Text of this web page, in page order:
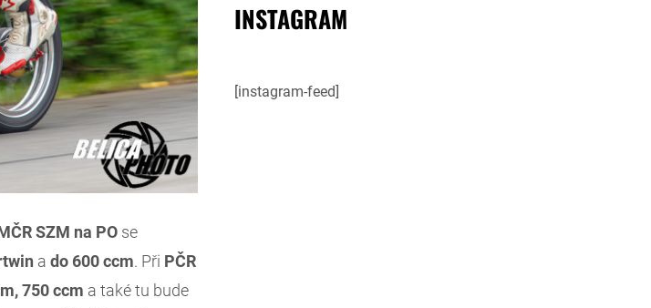
SZM na PO se
a do 600 ccm. Při PČR
750 ccm a také tu bude
INSTAGRAM
[instagram-feed]